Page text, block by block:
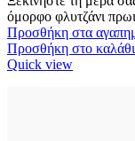
όμορφο φλυτζάνι
Προσθήκη στα
Προσθήκη στο καλάθι
Quick view